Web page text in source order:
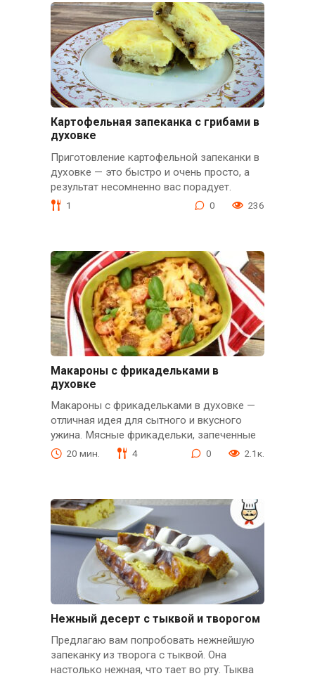
Картофельная запеканка с грибами в
духовке
Приготовление картофельной запеканки в
духовке — это быстро и очень просто, а
результат несомненно вас порадует.
1 0 236
Макароны с фрикадельками в
духовке
Макароны с фрикадельками в духовке —
отличная идея для сытного и вкусного
ужина. Мясные фрикадельки, запеченные
20 мин. 4 0 2.1к.
Нежный десерт с тыквой и творогом
Предлагаю вам попробовать нежнейшую
запеканку из творога с тыквой. Она
настолько нежная, что тает во рту. Тыква